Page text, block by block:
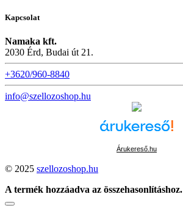
Kapcsolat
Namaka kft.
2030 Érd, Budai út 21.
+3620/960-8840
info@szellozoshop.hu
Árukereső.hu
© 2025 szellozoshop.hu
A termék hozzáadva az összehasonlításhoz.